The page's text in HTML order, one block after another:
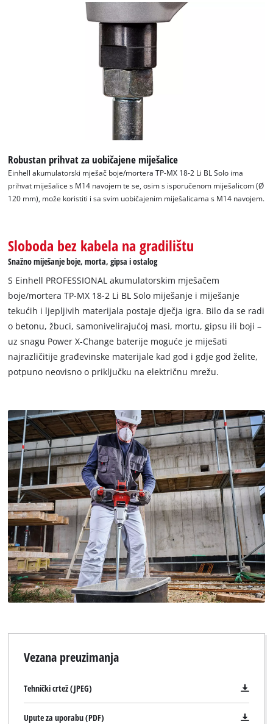
Trebamo vaše dopuštenje za učitavanje
Google Maps usluge!
This content is not permitted to load due
to trackers that are not disclosed to the
the site with their CMP to add this content
to the list of technologies used.
Powered by
Usercentrics Consent
Robustan prihvat za uobičajene miješalice
Einhell akumulatorski mješač boje/mortera TP-MX 18-2 Li BL Solo ima
prihvat miješalice s M14 navojem te se, osim s isporučenom miješalicom (Ø
120 mm), može koristiti i sa svim uobičajenim miješalicama s M14 navojem.
Sloboda bez kabela na gradilištu
Snažno miješanje boje, morta, gipsa i ostalog
S Einhell PROFESSIONAL akumulatorskim mješačem
boje/mortera TP-MX 18-2 Li BL Solo miješanje i miješanje
tekućih i ljepljivih materijala postaje dječja igra. Bilo da se radi
o betonu, žbuci, samonivelirajućoj masi, mortu, gipsu ili boji –
uz snagu Power X-Change baterije moguće je miješati
najrazličitije građevinske materijale kad god i gdje god želite,
potpuno neovisno o priključku na električnu mrežu.
Vezana preuzimanja
Tehnički crtež (JPEG)
Upute za uporabu (PDF)